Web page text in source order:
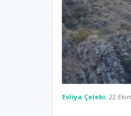
Evliya Çelebi, 22